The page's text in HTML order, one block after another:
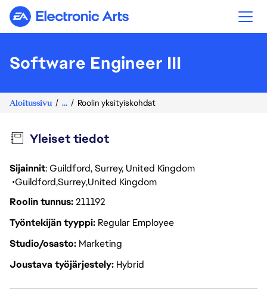
Electronic Arts
Software Engineer III
Aloitussivu ... Roolin yksityiskohdat
Yleiset tiedot
Sijainnit: Guildford, Surrey, United Kingdom
GuildfordSurreyUnited Kingdom
Roolin tunnus211192
Työntekijän tyyppi Regular Employee
Studio/osasto Marketing
Joustava työjärjestely Hybrid